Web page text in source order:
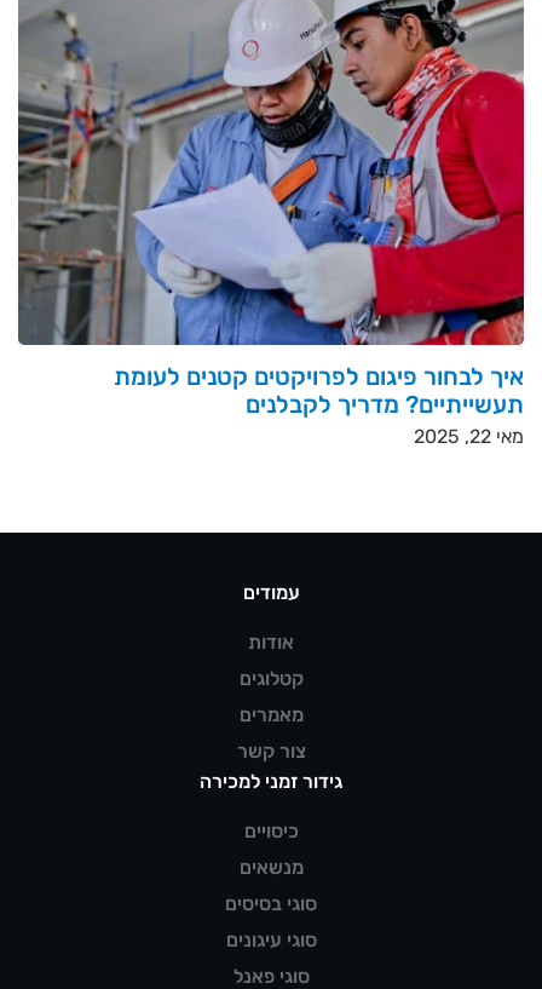
איך לבחור פיגום לפרויקטים קטנים לעומת
תעשייתיים? מדריך לקבלנים
מאי 22, 2025
עמודים
אודות
קטלוגים
מאמרים
צור קשר
גידור זמני למכירה
כיסויים
מנשאים
סוגי בסיסים
סוגי עיגונים
סוגי פאנל